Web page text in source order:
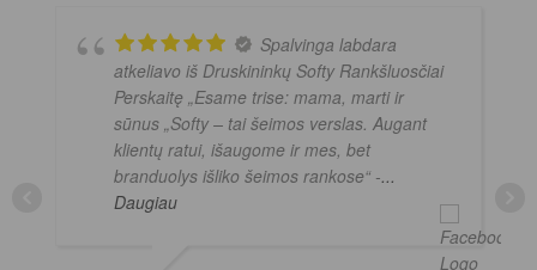
Spalvinga labdara
atkeliavo iš Druskininkų Softy Rankšluosčiai
Perskaitę „Esame trise: mama, marti ir
sūnus „Softy – tai šeimos verslas. Augant
klientų ratui, išaugome ir mes, bet
branduolys išliko šeimos rankose“ -...
Daugiau